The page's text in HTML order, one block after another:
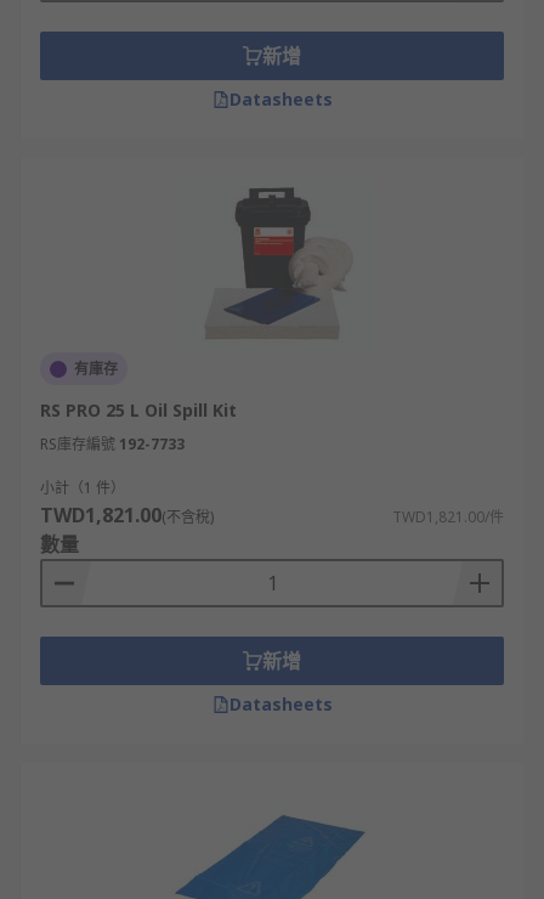
新增
Datasheets
有庫存
RS PRO 25 L Oil Spill Kit
RS庫存編號 192-7733
小計（1 件）
TWD1,821.00(不含稅) TWD1,821.00/件
數量
新增
Datasheets